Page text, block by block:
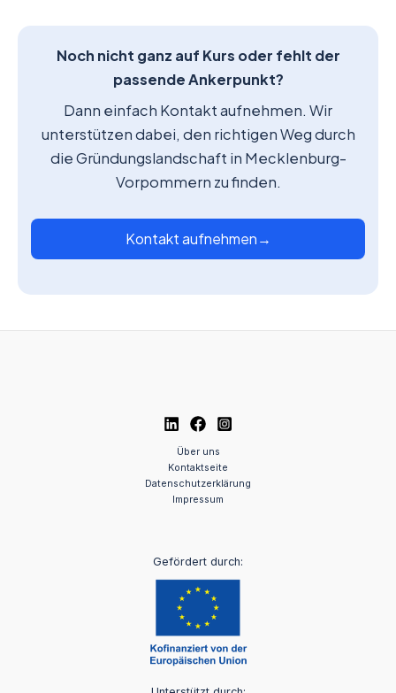
Noch nicht ganz auf Kurs oder fehlt der
passende Ankerpunkt?
Dann einfach Kontakt aufnehmen. Wir
unterstützen dabei, den richtigen Weg durch
die Gründungslandschaft in Mecklenburg-
Vorpommern zu finden.
Kontakt aufnehmen→
Über uns
Kontaktseite
Datenschutzerklärung
Impressum
Gefördert durch: